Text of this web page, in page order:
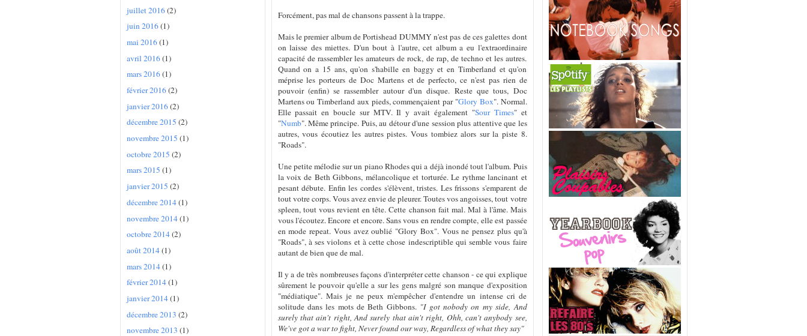
juillet 2016(2)
juin 2016(1)
mai 2016(1)
avril 2016(1)
mars 2016(1)
février 2016(2)
janvier 2016(2)
décembre 2015 (2)
novembre 2015 (1)
octobre 2015 (2)
mars 2015 (1)
janvier 2015 (2)
décembre 2014(1)
novembre 2014(1)
octobre 2014(2)
août 2014(1)
mars 2014(1)
février 2014(1)
janvier 2014(1)
décembre 2013 (2)
novembre 2013 (1)
Forcément, pas mal de chansons passent à la trappe.
Mais le premier album de Portishead DUMMY n'est pas de ces galettes dont
on laisse des miettes. D'un bout à l'autre, cet album a eu l'extraordinaire
capacité de rassembler les amateurs de rock, de rap, de techno et les autres.
Quand on a 15 ans, qu'on s'habille en baggy et en Timberland et qu'on
méprise les porteurs de Doc Martens et de perfecto, ce n'est pas rien de
pouvoir (enfin) se rassembler autour d'un disque. Reste que tous, Doc
Martens ou Timberland aux pieds, commençaient par "Glory Box". Normal.
Elle passait en boucle sur MTV. Il y avait également "Sour Times" et
"Numb". Même principe. Puis, au détour d'une session plus attentive que les
autres, vous écoutiez les autres pistes. Vous tombiez alors sur la piste 8.
"Roads".
Une petite mélodie sur un piano Rhodes qui a déjà inondé tout l'album. Puis
la voix de Beth Gibbons, mélancolique et torturée. Le rythme lancinant et
pesant débute. Enfin les cordes s'élèvent, tristes. Les frissons s'emparent de
tout votre corps. Vous avez envie de pleurer. Toutes vos angoisses, tout votre
spleen, tout vous revient en tête. Cette chanson fait mal. Mal à l'âme. Mais
vous l'écoutez. Encore et encore. Sans vous en rendre compte, elle est passée
en mode repeat. Vous avez oublié "Glory Box". Vous ne pensez plus qu'à
"Roads", à ses violons et à cette chose indescriptible qui semble vous faire
autant de bien que de mal.
Il y a de très nombreuses façons d'interpréter cette chanson - ce qui explique
sûrement le pouvoir qu'elle a sur les gens malgré son manque d'exposition
"médiatique". Mais je ne peux m'empêcher d'entendre un intense cri de
solitude dans les mots de Beth Gibbons. "I got nobody on my side, And
surely that ain't right, And surely that ain't right, Ohh, can't anybody see,
We've got a war to fight, Never found our way, Regardless of what they say"